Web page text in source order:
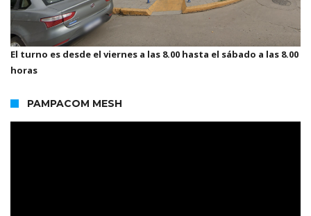
El turno es desde el viernes a las 8.00 hasta el sábado a las 8.00
horas
PAMPACOM MESH